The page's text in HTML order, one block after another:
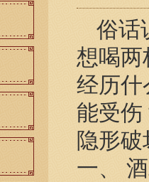
俗话
想喝两
经历什
能受伤
隐形破
一、